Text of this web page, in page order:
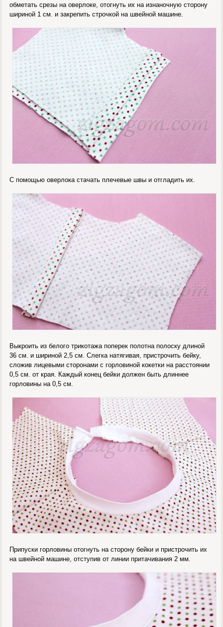
обметать срезы на оверлоке, отогнуть их на изнаночную сторону
шириной 1 см. и закрепить строчкой на швейной машине.
С помощью оверлока стачать плечевые швы и отгладить их.
Выкроить из белого трикотажа поперек полотна полоску длиной
36 см. и шириной 2,5 см. Слегка натягивая, пристрочить бейку,
сложив лицевыми сторонами с горловиной кокетки на расстоянии
0,5 см. от края. Каждый конец бейки должен быть длиннее
горловины на 0,5 см.
Припуски горловины отогнуть на сторону бейки и пристрочить их
на швейной машине, отступив от линии притачивания 2 мм.